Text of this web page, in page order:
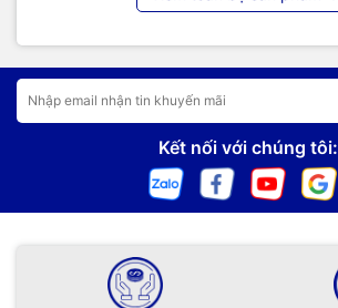
Kết nối với chúng tôi: